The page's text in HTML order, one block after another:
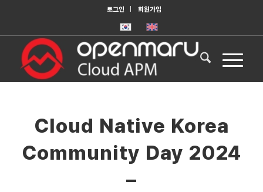
로그인 회원가입
Cloud Native Korea
Community Day 2024
–